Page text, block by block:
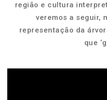
região e cultura
veremos a seguir,
representação da
que